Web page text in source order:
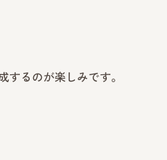
するのが楽しみです。